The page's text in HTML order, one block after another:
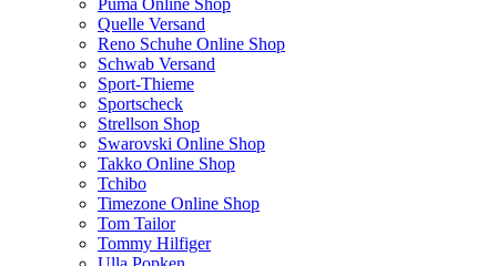
Puma Online Shop
Quelle Versand
Reno Schuhe Online Shop
Schwab Versand
Sport-Thieme
Sportscheck
Strellson Shop
Swarovski Online Shop
Takko Online Shop
Tchibo
Timezone Online Shop
Tom Tailor
Tommy Hilfiger